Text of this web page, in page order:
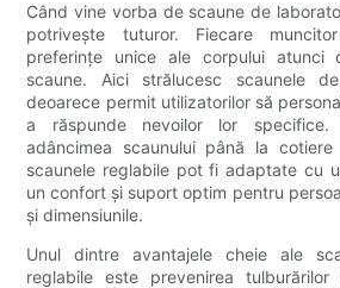
Când vine vorba de scaune de
potrivește tuturor. Fiecare
preferințe unice ale corpului
scaune. Aici strălucesc scaunele
deoarece permit utilizatorilor să
a răspunde nevoilor lor
adâncimea scaunului până la
scaunele reglabile pot fi adaptate cu
un confort și suport optim pentru
și dimensiunile.
Unul dintre avantajele cheie ale
reglabile este prevenirea tulburărilor